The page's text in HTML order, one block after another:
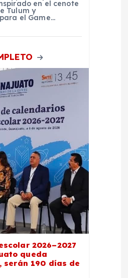
en el cenote
Tulum y
el Game…
2026–2027
queda
serán 190 días de